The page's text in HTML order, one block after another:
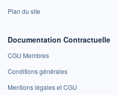
Plan du site
Documentation Contractuelle
CGU Membres
Conditions générales
Mentions légales et CGU